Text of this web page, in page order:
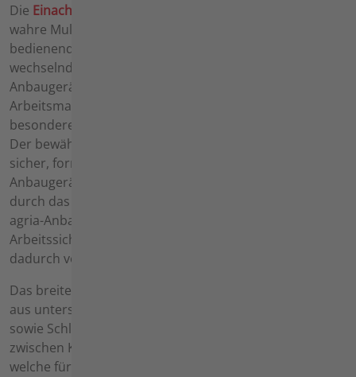
Die Einachser
wahre Multitalente. Die hochwertigen und einfach zu
bedienenden Trägerfahrzeuge sind auf den Betrieb mit
wechselnden Anbaugeräten abgestimmt. Erst durch die
Anbaugeräte wird ein Trägerfahrzeug zur universellen
Arbeitsmaschine. Hierbei kommt der Schnittstelle eine
besondere Bedeutung zu.
Der bewährte und bekannte agria-Flansch verbindet
sicher, form- und kraftschlüssig Trägerfahrzeug und
Anbaugerät. Das Sortiment eigener Anbaugeräte wird
durch das Angebot unserer Gerätepartner ergänzt.
agria-Anbaugeräte sind hinsichtlich Funktionalität und
Arbeitssicherheit immer einen Schritt voraus und
dadurch vorbildlich.
Das breite Programm von agria-Mähtechnik ergibt sich
aus unterschiedlichen
sowie Schlegelmulchern. Unterschieden wird hierbei
zwischen Kombigeräten und Einzweckmaschinen,
welche für die jeweilige Anwendung optimiert sind.